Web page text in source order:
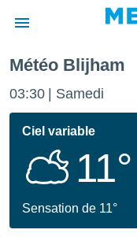
de
Météo Blijham
03:30 Samedi
Ciel variable
11°
Sensation de 11°